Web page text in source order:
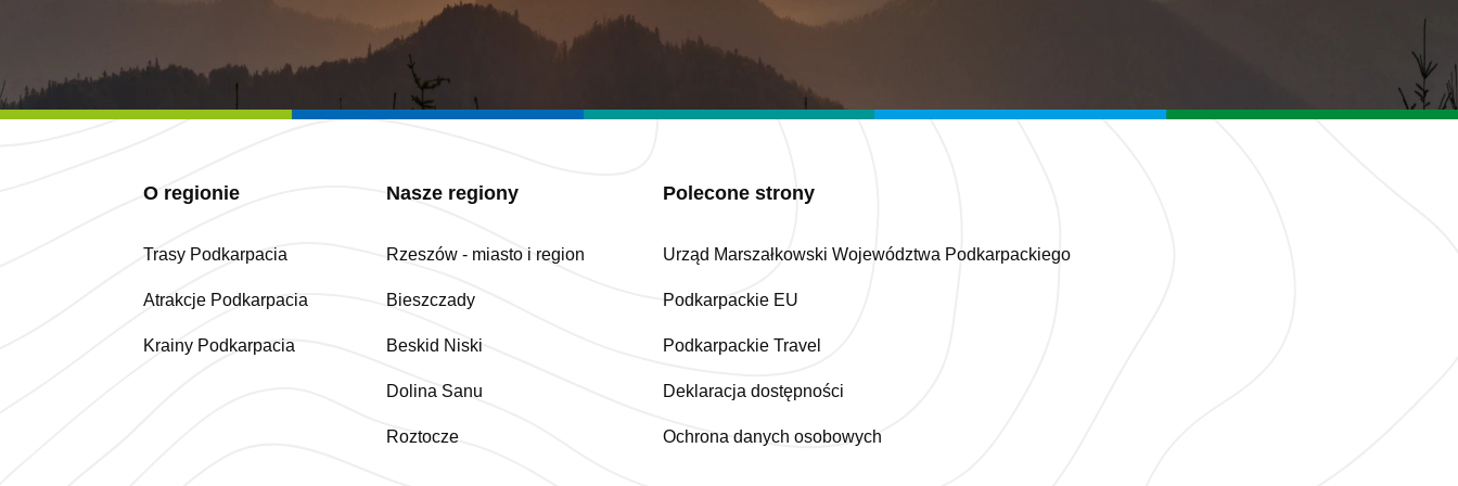
O regionie
Trasy Podkarpacia
Atrakcje Podkarpacia
Krainy Podkarpacia
Nasze regiony
Rzeszów - miasto i region
Bieszczady
Beskid Niski
Dolina Sanu
Roztocze
Polecone strony
Urząd Marszałkowski Województwa Podkarpackiego
Podkarpackie EU
Podkarpackie Travel
Deklaracja dostępności
Ochrona danych osobowych